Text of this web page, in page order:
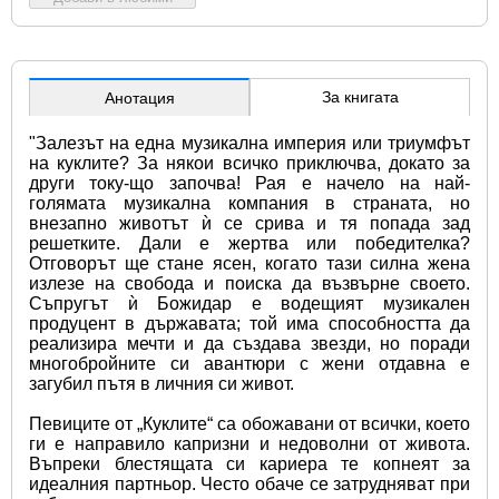
Анотация За книгата
"Залезът на една музикална империя или триумфът
на куклите? За някои всичко приключва, докато за
други току-що започва! Рая е начело на най-
голямата музикална компания в страната, но
внезапно животът ѝ се срива и тя попада зад
решетките. Дали е жертва или победителка?
Отговорът ще стане ясен, когато тази силна жена
излезе на свобода и поиска да възвърне своето.
Съпругът ѝ Божидар е водещият музикален
продуцент в държавата; той има способността да
реализира мечти и да създава звезди, но поради
многобройните си авантюри с жени отдавна е
загубил пътя в личния си живот.
Певиците от „Куклите“ са обожавани от всички, което
ги е направило капризни и недоволни от живота.
Въпреки блестящата си кариера те копнеят за
идеалния партньор. Често обаче се затрудняват при